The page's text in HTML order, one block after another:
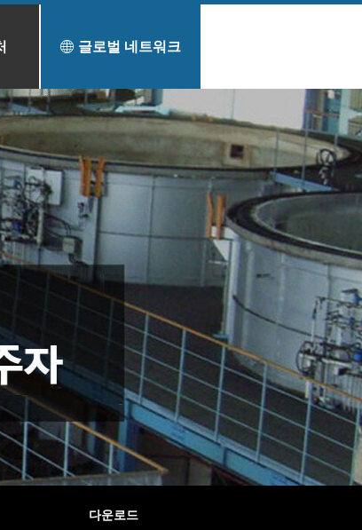
글로벌 네트워크
왜 토요탄소인가?응용 분야
다운로드